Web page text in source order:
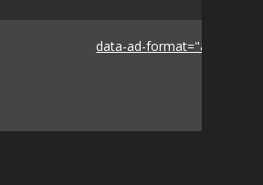
data-ad-format="auto">